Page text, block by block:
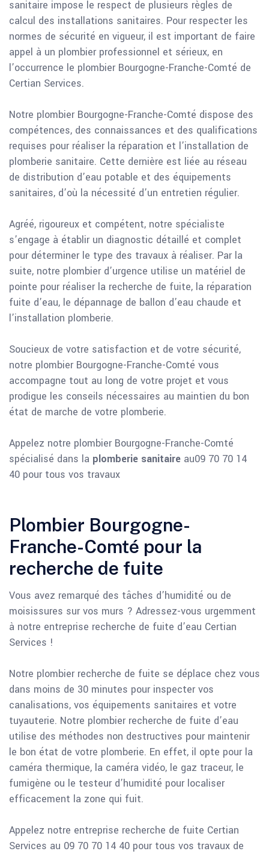
sanitaire impose le respect de plusieurs règles de
calcul des installations sanitaires. Pour respecter les
normes de sécurité en vigueur, il est important de faire
appel à un plombier professionnel et sérieux, en
l’occurrence le plombier Bourgogne-Franche-Comté de
Certian Services.
Notre plombier Bourgogne-Franche-Comté dispose des
compétences, des connaissances et des qualifications
requises pour réaliser la réparation et l’installation de
plomberie sanitaire. Cette dernière est liée au réseau
de distribution d’eau potable et des équipements
sanitaires, d’où la nécessité d’un entretien régulier.
Agréé, rigoureux et compétent, notre spécialiste
s’engage à établir un diagnostic détaillé et complet
pour déterminer le type des travaux à réaliser. Par la
suite, notre plombier d’urgence utilise un matériel de
pointe pour réaliser la recherche de fuite, la réparation
fuite d’eau, le dépannage de ballon d’eau chaude et
l’installation plomberie.
Soucieux de votre satisfaction et de votre sécurité,
notre plombier Bourgogne-Franche-Comté vous
accompagne tout au long de votre projet et vous
prodigue les conseils nécessaires au maintien du bon
état de marche de votre plomberie.
Appelez notre plombier Bourgogne-Franche-Comté
spécialisé dans la plomberie sanitaire au09 70 70 14
40 pour tous vos travaux
Plombier Bourgogne-
Franche-Comté pour la
recherche de fuite
Vous avez remarqué des tâches d’humidité ou de
moisissures sur vos murs ? Adressez-vous urgemment
à notre entreprise recherche de fuite d’eau Certian
Services !
Notre plombier recherche de fuite se déplace chez vous
dans moins de 30 minutes pour inspecter vos
canalisations, vos équipements sanitaires et votre
tuyauterie. Notre plombier recherche de fuite d’eau
utilise des méthodes non destructives pour maintenir
le bon état de votre plomberie. En effet, il opte pour la
caméra thermique, la caméra vidéo, le gaz traceur, le
fumigène ou le testeur d’humidité pour localiser
efficacement la zone qui fuit.
Appelez notre entreprise recherche de fuite Certian
Services au 09 70 70 14 40 pour tous vos travaux de